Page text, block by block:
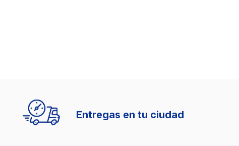
Entregas en tu ciudad